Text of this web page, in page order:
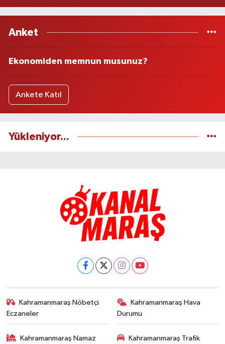
Anket
Ekonomiden memnun musunuz?
Ankete Katıl
Yükleniyor...
Kahramanmaraş Nöbetçi
Eczaneler
Kahramanmaraş Hava
Durumu
Kahramanmaraş Namaz
Kahramanmaraş Trafik